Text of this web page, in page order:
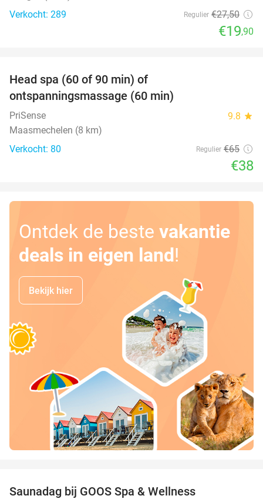
Verkocht: 289
Regulier €27,50
€19,90
Head spa (60 of 90 min) of
ontspanningsmassage (60 min)
PriSense 9.8 star
Maasmechelen (8 km)
Verkocht: 80
Regulier €65
€38
Ontdek de beste vakantie
deals in eigen land!
Bekijk hier
Saunadag bij GOOS Spa & Wellness